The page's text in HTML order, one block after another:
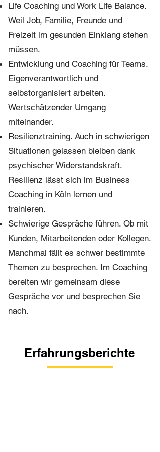
Life Coaching und Work Life Balance.
Weil Job, Familie, Freunde und
Freizeit im gesunden Einklang stehen
müssen.
Entwicklung und Coaching für Teams.
Eigenverantwortlich und
selbstorganisiert arbeiten.
Wertschätzender Umgang
miteinander.
Resilienztraining. Auch in schwierigen
Situationen gelassen bleiben dank
psychischer Widerstandskraft.
Resilienz lässt sich im Business
Coaching in Köln lernen und
trainieren.
Schwierige Gespräche führen. Ob mit
Kunden, Mitarbeitenden oder Kollegen.
Manchmal fällt es schwer bestimmte
Themen zu besprechen. Im Coaching
bereiten wir gemeinsam diese
Gespräche vor und besprechen Sie
nach.
Erfahrungsberichte